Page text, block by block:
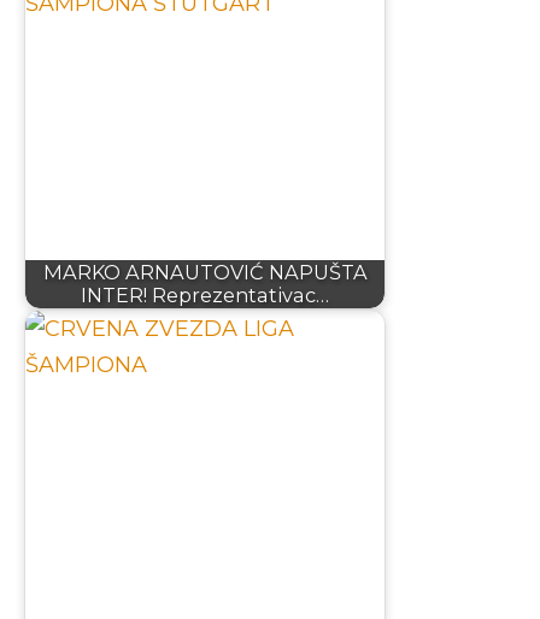
MARKO ARNAUTOVIĆ NAPUŠTA
INTER! Reprezentativac…